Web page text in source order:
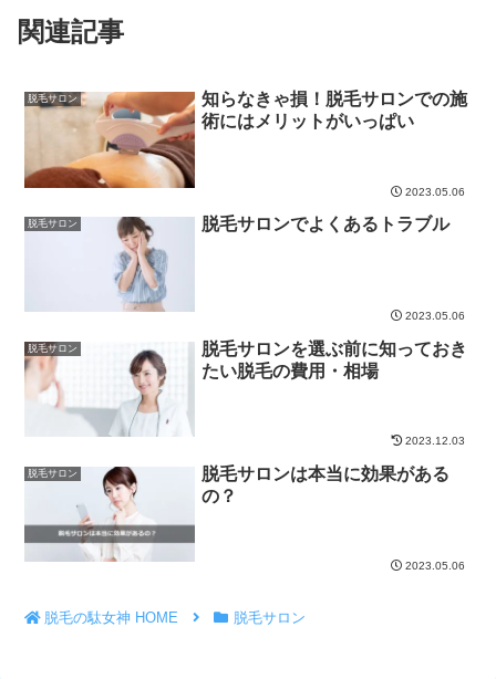
関連記事
脱毛サロン
知らなきゃ損！脱毛サロンでの施
術にはメリットがいっぱい
2023.05.06
脱毛サロン 脱毛サロンでよくあるトラブル
2023.05.06
脱毛サロン
脱毛サロンを選ぶ前に知っておき
たい脱毛の費用・相場
2023.12.03
脱毛サロン
脱毛サロンは本当に効果がある
の？
2023.05.06
脱毛の駄女神 HOME 脱毛サロン